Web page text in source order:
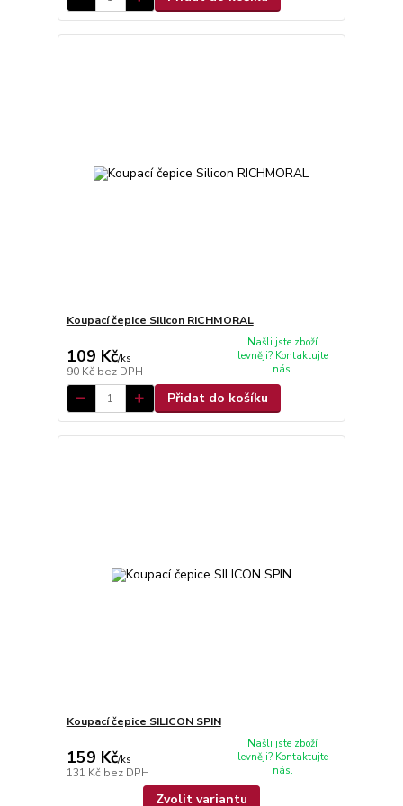
Koupací čepice Silicon RICHMORAL
109 Kč/ks
90 Kč bez DPH
Našli jste zboží
levněji? Kontaktujte
nás.
Přidat do košíku
Koupací čepice SILICON SPIN
159 Kč/ks
131 Kč bez DPH
Našli jste zboží
levněji? Kontaktujte
nás.
Zvolit variantu